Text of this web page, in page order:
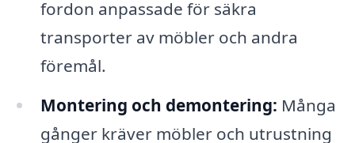
fordon anpassade för säkra
transporter av möbler och andra
föremål.
Montering och demontering: Många
gånger kräver möbler och utrustning